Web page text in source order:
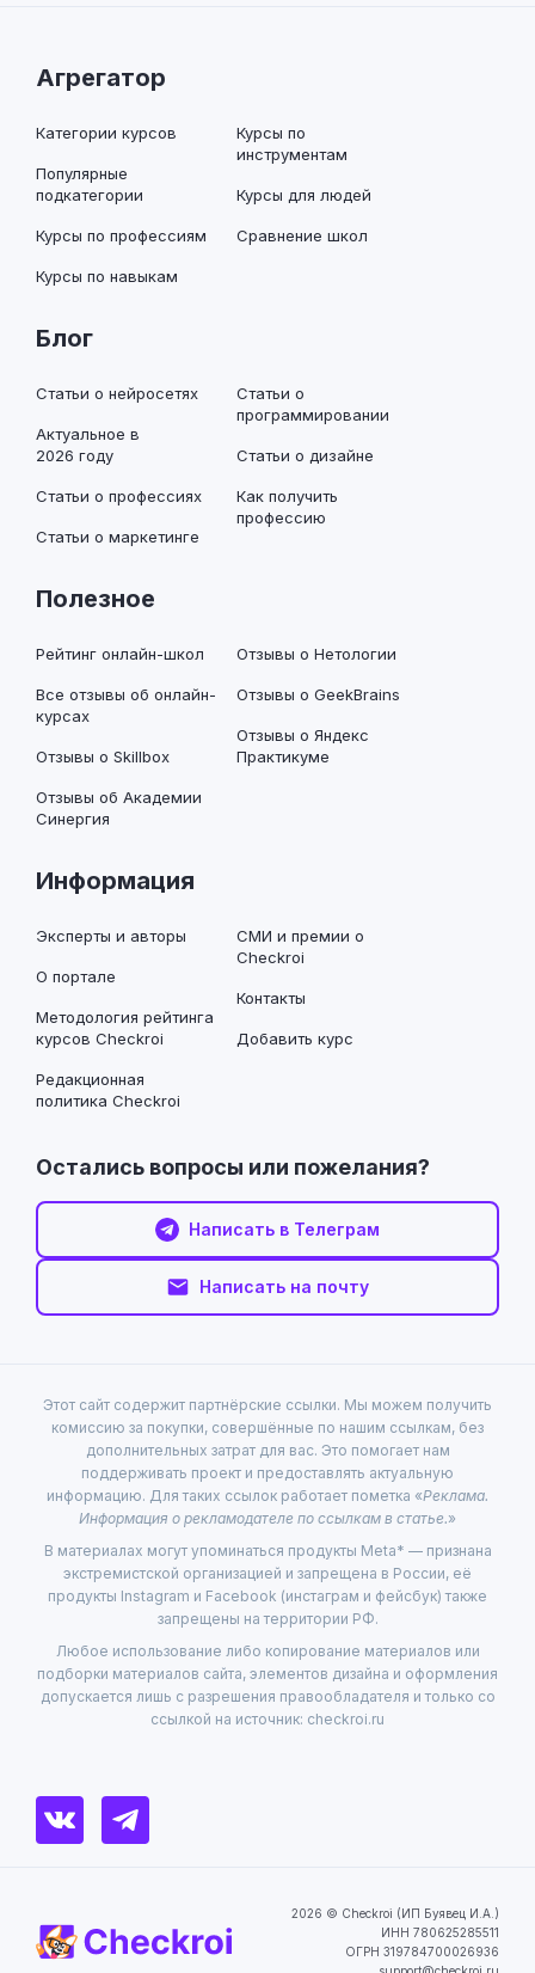
Агрегатор
Категории курсов
Популярные
подкатегории
Курсы по профессиям
Курсы по навыкам
Курсы по
инструментам
Курсы для людей
Сравнение школ
Блог
Статьи о нейросетях
Актуальное в
2026 году
Статьи о профессиях
Статьи о маркетинге
Статьи о
программировании
Статьи о дизайне
Как получить
профессию
Полезное
Рейтинг онлайн-школ
Все отзывы об онлайн-
курсах
Отзывы о Skillbox
Отзывы об Академии
Синергия
Отзывы о Нетологии
Отзывы о GeekBrains
Отзывы о Яндекс
Практикуме
Информация
Эксперты и авторы
О портале
Методология рейтинга
курсов Checkroi
Редакционная
политика Checkroi
СМИ и премии о
Checkroi
Контакты
Добавить курс
Остались вопросы или пожелания?
Написать в Телеграм
Написать на почту
Этот сайт содержит партнёрские ссылки. Мы можем получить
комиссию за покупки, совершённые по нашим ссылкам, без
дополнительных затрат для вас. Это помогает нам
поддерживать проект и предоставлять актуальную
информацию. Для таких ссылок работает пометка «Реклама.
Информация о рекламодателе по ссылкам в статье.»
В материалах могут упоминаться продукты Meta* — признана
экстремистской организацией и запрещена в России, её
продукты Instagram и Facebook (инстаграм и фейсбук) также
запрещены на территории РФ.
Любое использование либо копирование материалов или
подборки материалов сайта, элементов дизайна и оформления
допускается лишь с разрешения правообладателя и только со
ссылкой на источник: checkroi.ru
2026 © Checkroi (ИП Буявец И.А.)
ИНН 780625285511
ОГРН 319784700026936